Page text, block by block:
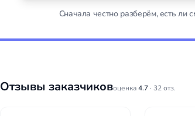
Сначала честно разберём, есть ли
Отзывы заказчиковоценка4.7 · 32 отз.